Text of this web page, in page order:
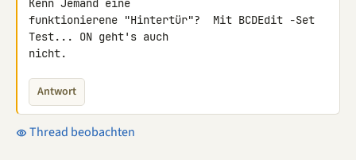
Kenn Jemand eine
funktionierene "Hintertür"?  Mit BCDEdit -Set
Test... ON geht's auch
nicht.
Antwort
Thread beobachten